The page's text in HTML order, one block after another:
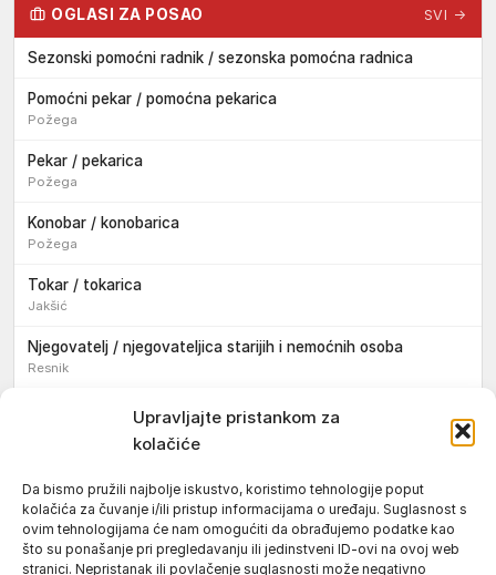
Upravljajte pristankom za
kolačiće
Da bismo pružili najbolje iskustvo, koristimo tehnologije poput
kolačića za čuvanje i/ili pristup informacijama o uređaju. Suglasnost s
ovim tehnologijama će nam omogućiti da obrađujemo podatke kao
što su ponašanje pri pregledavanju ili jedinstveni ID-ovi na ovoj web
stranici. Nepristanak ili povlačenje suglasnosti može negativno
OGLASI ZA POSAO SVI →
Sezonski pomoćni radnik / sezonska pomoćna radnica
Pomoćni pekar / pomoćna pekarica
Požega
Pekar / pekarica
Požega
Konobar / konobarica
Požega
Tokar / tokarica
Jakšić
Njegovatelj / njegovateljica starijih i nemoćnih osoba
Resnik
Konobar / konobarica
Jakšić
Vozač / vozačica teretnog vozila s poluprikolicom
Požega